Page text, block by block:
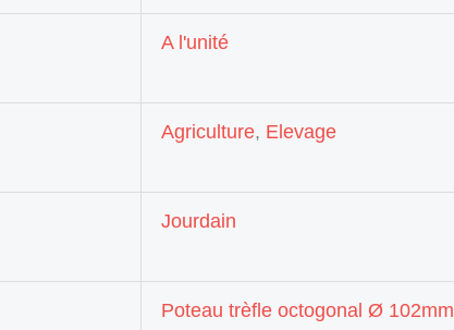
A l'unité
Agriculture, Elevage
Jourdain
Poteau trèfle octogonal Ø 102mm